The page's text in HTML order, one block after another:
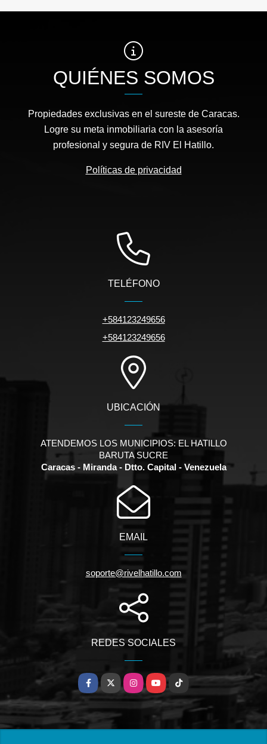
QUIÉNES SOMOS
Propiedades exclusivas en el sureste de Caracas.
Logre su meta inmobiliaria con la asesoría
profesional y segura de RIV El Hatillo.
Políticas de privacidad
TELÉFONO
+584123249656
+584123249656
UBICACIÓN
ATENDEMOS LOS MUNICIPIOS: EL HATILLO
BARUTA SUCRE
Caracas - Miranda - Dtto. Capital - Venezuela
EMAIL
soporte@rivelhatillo.com
REDES SOCIALES
Facebook
X InstagramYouTubeTikTok